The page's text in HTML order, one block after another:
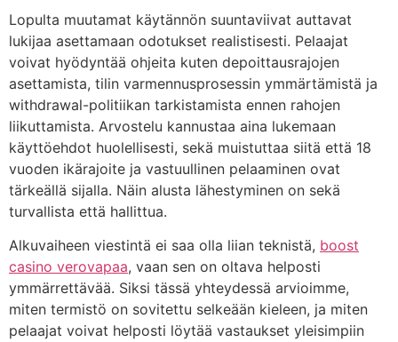
Lopulta muutamat käytännön suuntaviivat auttavat
lukijaa asettamaan odotukset realistisesti. Pelaajat
voivat hyödyntää ohjeita kuten depoittausrajojen
asettamista, tilin varmennusprosessin ymmärtämistä ja
withdrawal-politiikan tarkistamista ennen rahojen
liikuttamista. Arvostelu kannustaa aina lukemaan
käyttöehdot huolellisesti, sekä muistuttaa siitä että 18
vuoden ikärajoite ja vastuullinen pelaaminen ovat
tärkeällä sijalla. Näin alusta lähestyminen on sekä
turvallista että hallittua.
Alkuvaiheen viestintä ei saa olla liian teknistä, boost
casino verovapaa, vaan sen on oltava helposti
ymmärrettävää. Siksi tässä yhteydessä arvioimme,
miten termistö on sovitettu selkeään kieleen, ja miten
pelaajat voivat helposti löytää vastaukset yleisimpiin